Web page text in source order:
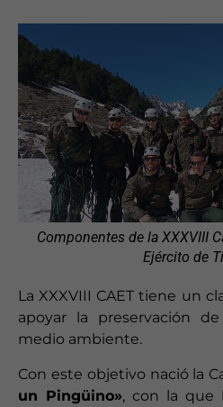
Componentes de la XXXVIII
Ejército de
La XXXVIII CAET tiene un
apoyar la preservación
medio ambiente.
Con este objetivo nació la
un Pingüino», con la que